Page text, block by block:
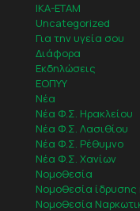
IKA-ETAM
Uncategorized
Για την υγεία σου
Διάφορα
Εκδηλώσεις
ΕΟΠΥΥ
Νέα
Νέα Φ.Σ. Ηρακλείου
Νέα Φ.Σ. Λασιθίου
Νέα Φ.Σ. Ρέθυμνο
Νέα Φ.Σ. Χανίων
Νομοθεσία
Νομοθεσία ίδρυσης
Νομοθεσία